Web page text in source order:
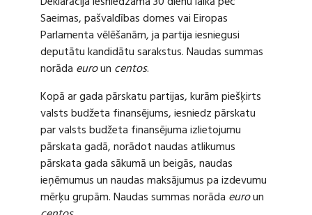
Saeimas, pašvaldības domes vai Eiropas
Parlamenta vēlēšanām, ja partija iesniegusi
deputātu kandidātu sarakstus. Naudas summas
norāda euroun centos.
Kopā ar gada pārskatu partijas, kurām piešķirts
valsts budžeta finansējums, iesniedz pārskatu
par valsts budžeta finansējuma izlietojumu
pārskata gadā, norādot naudas atlikumus
pārskata gada sākumā un beigās, naudas
ieņēmumus un naudas maksājumus pa izdevumu
mērķu grupām. Naudas summas norāda euroun